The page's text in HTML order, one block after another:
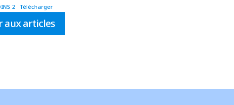
2
Télécharger
aux articles